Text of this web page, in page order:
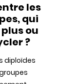
les
qui
ou
?
diploïdes